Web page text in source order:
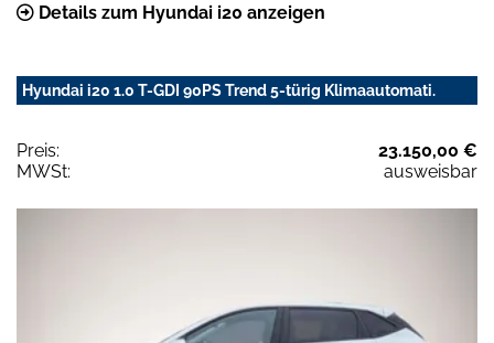
Details zum Hyundai i20 anzeigen
Hyundai i20 1.0 T-GDI 90PS Trend 5-türig Klimaautomati.
Preis:
23.150,00 €
MWSt:
ausweisbar